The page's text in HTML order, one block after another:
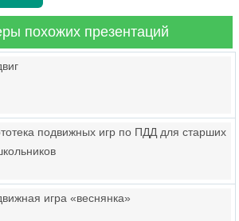
похожих презентаций
подвижных игр по ПДД для старших
игра «веснянка»